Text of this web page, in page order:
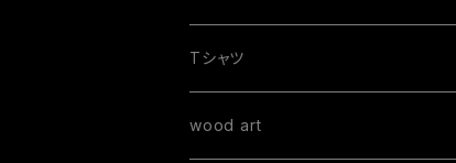
Tシャツ
手書きTシャツ
wood art